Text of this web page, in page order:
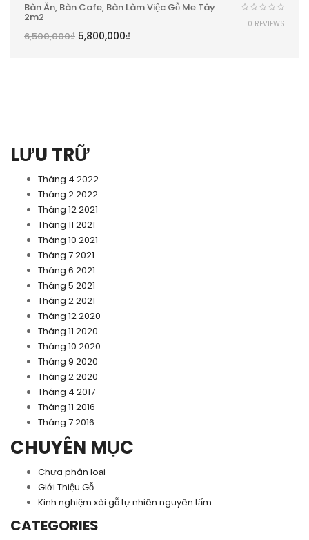
LƯU TRỮ
Tháng 4 2022
Tháng 2 2022
Tháng 12 2021
Tháng 11 2021
Tháng 10 2021
Tháng 7 2021
Tháng 6 2021
Tháng 5 2021
Tháng 2 2021
Tháng 12 2020
Tháng 11 2020
Tháng 10 2020
Tháng 9 2020
Tháng 2 2020
Tháng 4 2017
Tháng 11 2016
Tháng 7 2016
CHUYÊN MỤC
Chưa phân loại
Giới Thiệu Gỗ
Kinh nghiệm xài gỗ tự nhiên nguyên tấm
CATEGORIES
Bàn Ăn, Bàn Cafe, Bàn Làm Việc Gỗ Me Tây
2m2
6,500,000₫ 5,800,000₫
0 REVIEWS